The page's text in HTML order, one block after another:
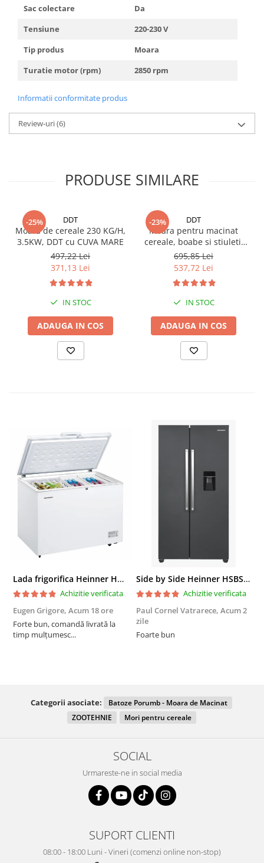
Sac colectare
Da
Tensiune
220-230 V
Tip produs
Moara
Turatie motor (rpm)
2850 rpm
Informatii conformitate produs
Review-uri(6)
PRODUSE SIMILARE
-25% DDT
Moara de cereale 230 KG/H,
3.5KW, DDT cu CUVA MARE
497,22 Lei
371,13 Lei
IN STOC
ADAUGA IN COS
-23% DDT
Moara pentru macinat
cereale, boabe si stiuleti,
3.5 kw, 230 kg/h cu SUPORT
695,85 Lei
537,72 Lei
IN STOC
ADAUGA IN COS
Lada frigorifica Heinner HCF-287CNHE++, 287 l, Clasa E, Compresor inverter, Iluminare LED, Functionalitate frigider, Alb
Achizitie verificata
Eugen Grigore, Acum 18 ore
Forte bun, comandă livrată la
timp mulțumesc...
Side by Side Heinner HSBS-HM439NFINVDGWDE++, Total No Frost, Compresor Inverter, Dozator Apa, Display Touch LED, 439 L, Clasa E, Gri Antracit Texturat
Achizitie verificata
Paul Cornel Vatrarece, Acum 2
zile
Foarte bun
Categorii asociate:
Batoze Porumb - Moara de Macinat
ZOOTEHNIE
Mori pentru cereale
SOCIAL
Urmareste-ne in social media
SUPORT CLIENTI
08:00 - 18:00 Luni - Vineri (comenzi online non-stop)